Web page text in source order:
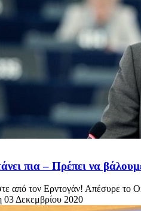
πια – Πρέπει να
από τον Ερντογάν! Απέσυρε το
03 Δεκεμβρίου 2020